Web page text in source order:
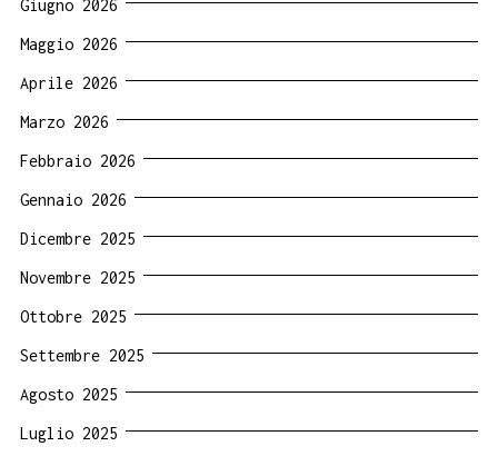
Giugno 2026
Maggio 2026
Aprile 2026
Marzo 2026
Febbraio 2026
Gennaio 2026
Dicembre 2025
Novembre 2025
Ottobre 2025
Settembre 2025
Agosto 2025
Luglio 2025